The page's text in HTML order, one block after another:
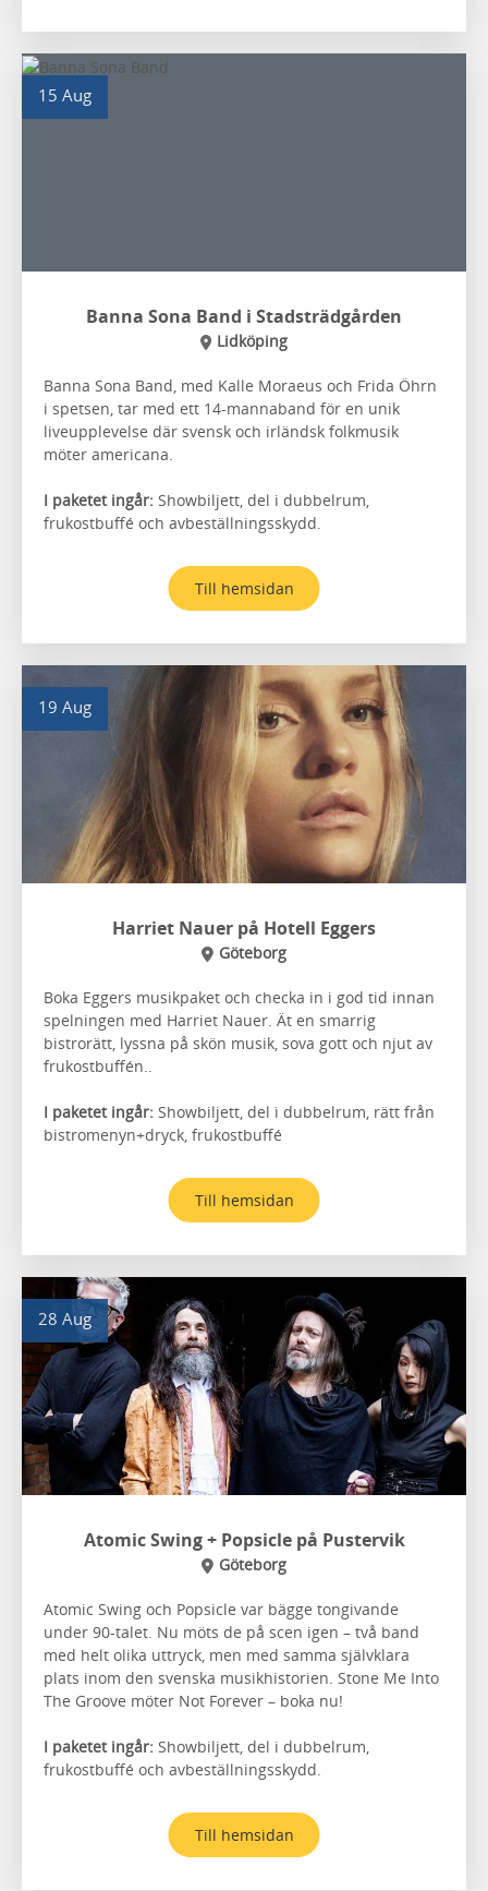
15 Aug
Banna Sona Band i Stadsträdgården
Lidköping
Banna Sona Band, med Kalle Moraeus och Frida Öhrn
i spetsen, tar med ett 14-mannaband för en unik
liveupplevelse där svensk och irländsk folkmusik
möter americana.
I paketet ingår: Showbiljett, del i dubbelrum,
frukostbuffé och avbeställningsskydd.
Till hemsidan
19 Aug
Harriet Nauer på Hotell Eggers
Göteborg
Boka Eggers musikpaket och checka in i god tid innan
spelningen med Harriet Nauer. Ät en smarrig
bistrorätt, lyssna på skön musik, sova gott och njut av
frukostbuffén..
I paketet ingår: Showbiljett, del i dubbelrum, rätt från
bistromenyn+dryck, frukostbuffé
Till hemsidan
28 Aug
Atomic Swing + Popsicle på Pustervik
Göteborg
Atomic Swing och Popsicle var bägge tongivande
under 90-talet. Nu möts de på scen igen – två band
med helt olika uttryck, men med samma självklara
plats inom den svenska musikhistorien. Stone Me Into
The Groove möter Not Forever – boka nu!
I paketet ingår: Showbiljett, del i dubbelrum,
frukostbuffé och avbeställningsskydd.
Till hemsidan